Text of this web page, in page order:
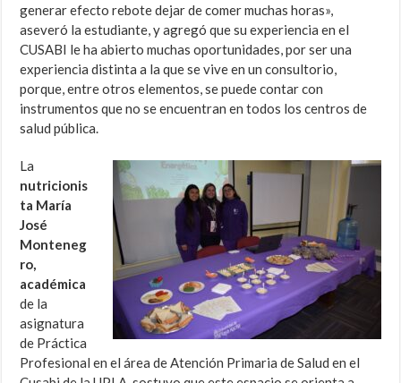
generar efecto rebote dejar de comer muchas horas»,
aseveró la estudiante, y agregó que su experiencia en el
CUSABI le ha abierto muchas oportunidades, por ser una
experiencia distinta a la que se vive en un consultorio,
porque, entre otros elementos, se puede contar con
instrumentos que no se encuentran en todos los centros de
salud pública.
La
nutricionis
ta María
José
Monteneg
ro,
académica
de la
asignatura
de Práctica
Profesional en el área de Atención Primaria de Salud en el